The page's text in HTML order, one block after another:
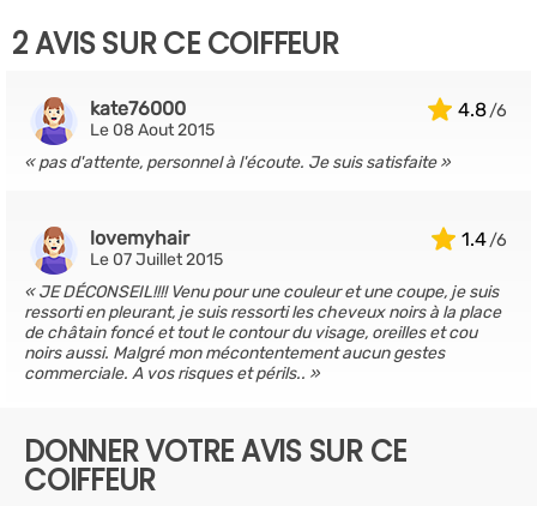
2 AVIS SUR CE COIFFEUR
4.8
kate76000
Le 08 Aout 2015
pas d'attente, personnel à l'écoute. Je suis satisfaite
1.4
lovemyhair
Le 07 Juillet 2015
JE DÉCONSEIL!!!! Venu pour une couleur et une coupe, je suis
ressorti en pleurant, je suis ressorti les cheveux noirs à la place
de châtain foncé et tout le contour du visage, oreilles et cou
noirs aussi. Malgré mon mécontentement aucun gestes
commerciale. A vos risques et périls..
DONNER VOTRE AVIS SUR CE
COIFFEUR